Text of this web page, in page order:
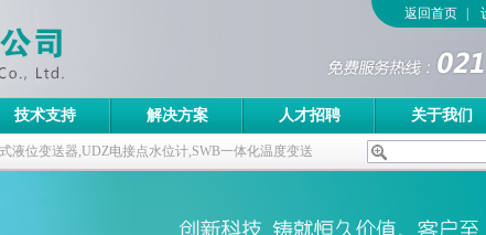
返回首页
技术支持 解决方案 人才招聘 关于我们
液位变送器,UDZ电接点水位计,SWB一体化温度变送